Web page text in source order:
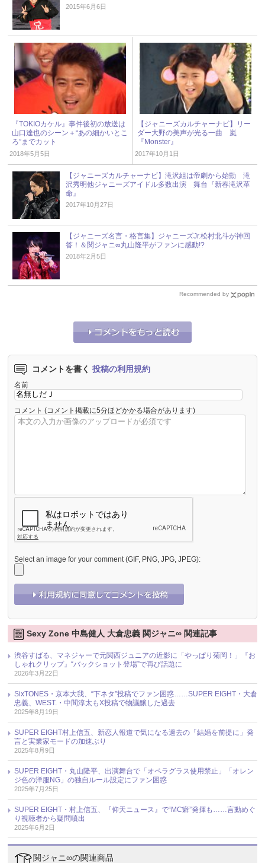
2015年6月6日
『TOKIOカケル』事件後初の放送は
山口達也のシーン＋“あの細かいとこ
ろ”までカット
2018年5月5日
【ジャニーズカルチャーナビ】リー
ダー大野の美声が光る一曲 嵐
『Monster』
2017年10月1日
【ジャニーズカルチャーナビ】滝沢組は帝劇から始動 滝
沢秀明他ジャニーズアイドル多数出演 舞台『新春滝沢革
命』
2017年10月27日
【ジャニーズ名言・格言集】ジャニーズJr.松村北斗が神回
答！＆関ジャニ∞丸山隆平がファンに感動!?
2018年2月5日
Recommended by
コメントを書く 投稿の利用規約
名前
コメント (コメント掲載に5分ほどかかる場合があります)
Select an image for your comment (GIF, PNG, JPG, JPEG):
Sexy Zone 中島健人 大倉忠義 関ジャニ∞ 関連記事
渋谷すばる、マネジャーで元関西ジュニアの近影に「やっぱり菊岡！」『お
しゃれクリップ』“バックショット登場”で再び話題に
2026年3月22日
SixTONES・京本大我、“下ネタ”投稿でファン困惑……SUPER EIGHT・大倉
忠義、WEST.・中間淳太もX投稿で物議醸した過去
2025年8月19日
SUPER EIGHT村上信五、新恋人報道で気になる過去の「結婚を前提に」発
言と実業家モードの加速ぶり
2025年8月9日
SUPER EIGHT・丸山隆平、出演舞台で「オペラグラス使用禁止」「オレン
ジ色の洋服NG」の独自ルール設定にファン困惑
2025年7月25日
SUPER EIGHT・村上信五、『仰天ニュース』で“MC癖”発揮も……言動めぐ
り視聴者から疑問噴出
2025年6月2日
関ジャニ∞の関連商品